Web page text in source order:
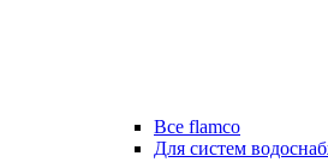
Все flamco
Для систем